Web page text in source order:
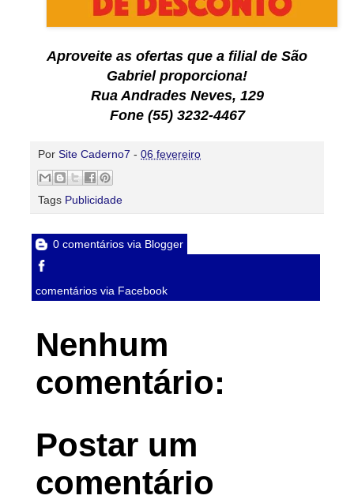
Aproveite as ofertas que a filial de São
Gabriel proporciona!
Rua Andrades Neves, 129
Fone (55) 3232-4467
Por Site Caderno7 - 06 fevereiro
Tags Publicidade
0 comentários via Blogger
comentários via Facebook
Nenhum
comentário:
Postar um
comentário